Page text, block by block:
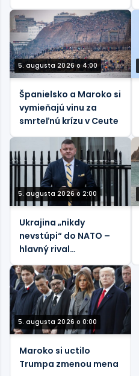
bilaterálne vzťahy
5. augusta 2026 o 4:00
Španielsko a Maroko si
vymieňajú vinu za
smrteľnú krízu v Ceute
5. augusta 2026 o 2:00
Ukrajina „nikdy
nevstúpi“ do NATO –
hlavný rival
Zelenského
5. augusta 2026 o 0:00
Maroko si uctilo
Trumpa zmenou mena